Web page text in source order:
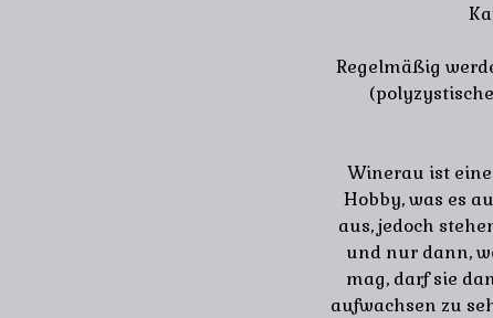
Regelmäßig
Winerau ist
Hobby, was es
aus, jedoch
und nur dann,
mag, darf sie
aufwachsen zu